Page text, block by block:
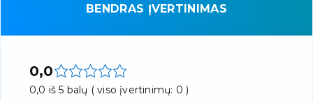
BENDRAS ĮVERTINIMAS
0,0
0,0 iš 5 balų ( viso įvertinimų: 0 )